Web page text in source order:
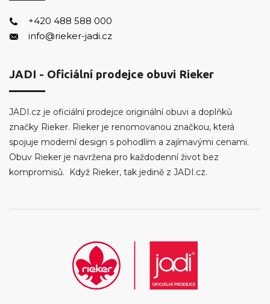
+420 488 588 000
info@rieker-jadi.cz
JADI - Oficiální prodejce obuvi Rieker
JADI.cz je oficiální prodejce originální obuvi a doplňků
značky Rieker. Rieker je renomovanou značkou, která
spojuje moderní design s pohodlím a zajímavými cenami.
Obuv Rieker je navržena pro každodenní život bez
kompromisů. Když Rieker, tak jedině z JADI.cz.